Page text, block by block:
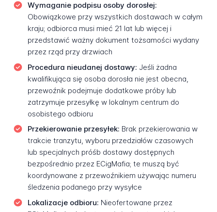
Wymaganie podpisu osoby dorosłej:
Obowiązkowe przy wszystkich dostawach w całym
kraju; odbiorca musi mieć 21 lat lub więcej i
przedstawić ważny dokument tożsamości wydany
przez rząd przy drzwiach
Procedura nieudanej dostawy: Jeśli żadna
kwalifikująca się osoba dorosła nie jest obecna,
przewoźnik podejmuje dodatkowe próby lub
zatrzymuje przesyłkę w lokalnym centrum do
osobistego odbioru
Przekierowanie przesyłek: Brak przekierowania w
trakcie tranzytu, wyboru przedziałów czasowych
lub specjalnych próśb dostawy dostępnych
bezpośrednio przez ECigMafia; te muszą być
koordynowane z przewoźnikiem używając numeru
śledzenia podanego przy wysyłce
Lokalizacje odbioru: Nieofertowane przez